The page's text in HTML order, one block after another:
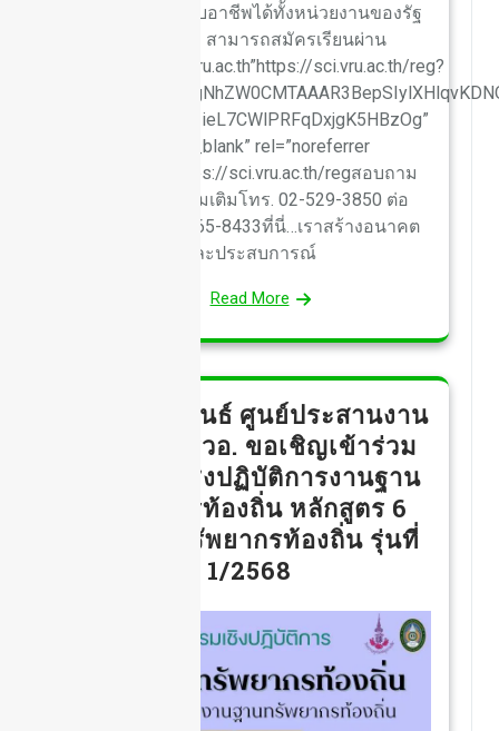
สามารถประกอบอาชีพได้ทั้งหน่วยงานของรัฐ
และเอกชน สามารถสมัครเรียนผ่าน
ทาง https://ent.vru.ac.th”https://sci.vru.ac.th/reg?
C7c_TwaI_aem_ieL7CWlPRFqDxjgK5HBzOg”
target=”_blank” rel=”noreferrer
noopener”>https://sci.vru.ac.th/regสอบถาม
รายละเอียดเพิ่มเติมโทร. 02-529-3850 ต่อ
161หรือ 092-265-8433ที่นี่…เราสร้างอนาคต
และประสบการณ์
Read More
ประชาสัมพันธ์ ศูนย์ประสานงาน
อพ.สธ.-มรวอ. ขอเชิญเข้าร่วม
ฝึกอบรมเชิงปฏิบัติการงานฐาน
ทรัพยากรท้องถิ่น หลักสูตร 6
งานฐานทรัพยากรท้องถิ่น รุ่นที่
1/2568